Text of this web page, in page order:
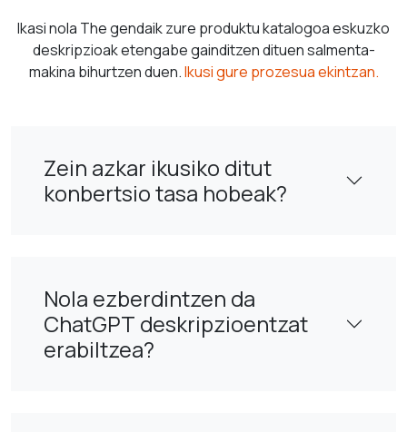
Ikasi nola The gendaik zure produktu katalogoa eskuzko
deskripzioak etengabe gainditzen dituen salmenta-
makina bihurtzen duen.Ikusi gure prozesua ekintzan.
Zein azkar ikusiko ditut
konbertsio tasa hobeak?
Nola ezberdintzen da
ChatGPT deskripzioentzat
erabiltzea?